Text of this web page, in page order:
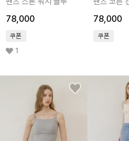
78,000
쿠폰
1
78,000
쿠폰